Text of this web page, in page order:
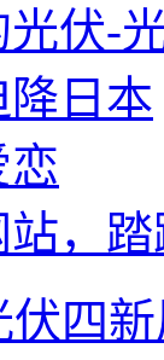
伏-
降日本
，
伏四